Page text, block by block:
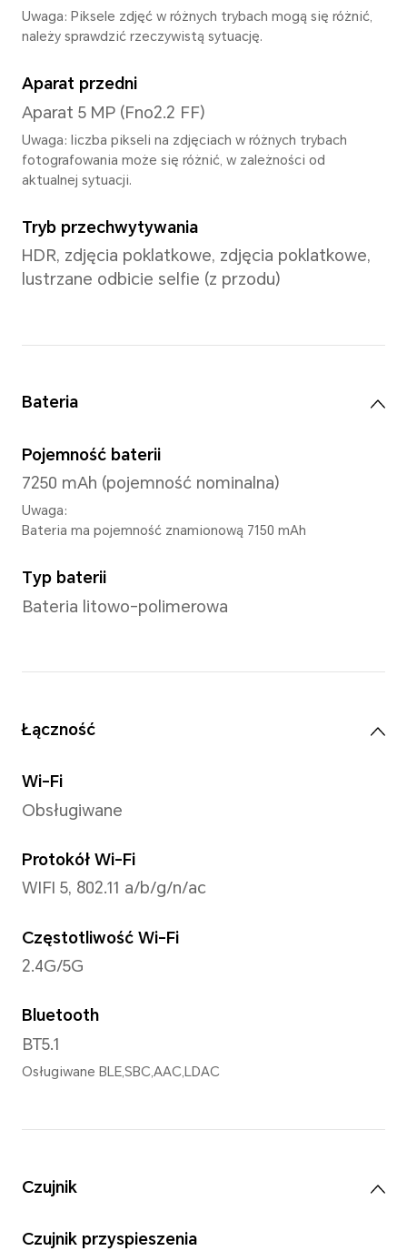
rozszerzenie algorytmu
rodzajów, około 1,07 miliarda
Procesor
Snapdragon® 685 4G
Liczba rdzeni procesora
MagicOS 7.1 (Android 13)
Pamięć
Pamięć wewnętrzna (ROM)
128 GB
Uwaga: Dostępna pamięć